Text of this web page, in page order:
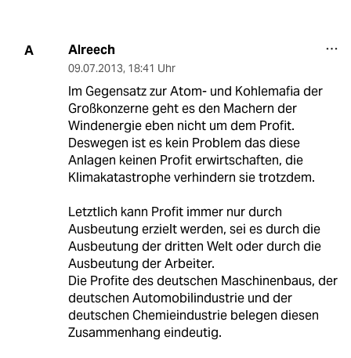
A Alreech
09.07.2013, 18:41 Uhr
Im Gegensatz zur Atom- und Kohlemafia der
Großkonzerne geht es den Machern der
Windenergie eben nicht um dem Profit.
Deswegen ist es kein Problem das diese
Anlagen keinen Profit erwirtschaften, die
Klimakatastrophe verhindern sie trotzdem.
Letztlich kann Profit immer nur durch
Ausbeutung erzielt werden, sei es durch die
Ausbeutung der dritten Welt oder durch die
Ausbeutung der Arbeiter.
Die Profite des deutschen Maschinenbaus, der
deutschen Automobilindustrie und der
deutschen Chemieindustrie belegen diesen
Zusammenhang eindeutig.